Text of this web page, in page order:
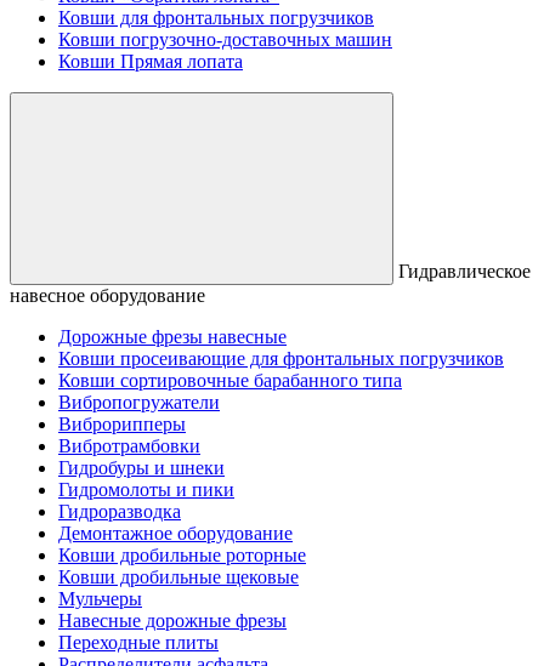
Ковши для фронтальных погрузчиков
Ковши погрузочно-доставочных машин
Ковши Прямая лопата
Гидравлическое
навесное оборудование
Дорожные фрезы навесные
Ковши просеивающие для фронтальных погрузчиков
Ковши сортировочные барабанного типа
Вибропогружатели
Виброрипперы
Вибротрамбовки
Гидробуры и шнеки
Гидромолоты и пики
Гидроразводка
Демонтажное оборудование
Ковши дробильные роторные
Ковши дробильные щековые
Мульчеры
Навесные дорожные фрезы
Переходные плиты